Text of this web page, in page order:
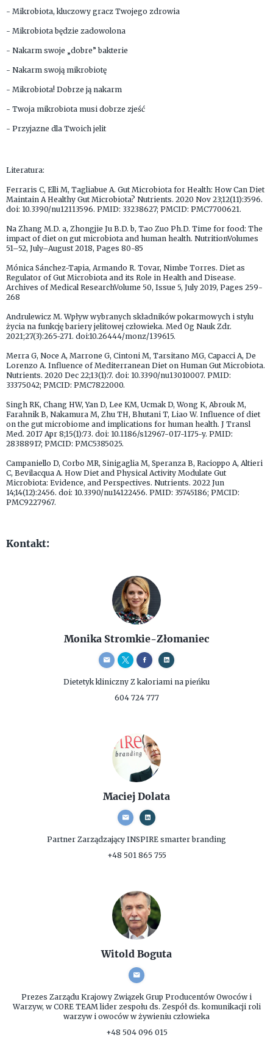
- Mikrobiota, kluczowy gracz Twojego zdrowia
- Mikrobiota będzie zadowolona
- Nakarm swoje „dobre” bakterie
- Nakarm swoją mikrobiotę
- Mikrobiota! Dobrze ją nakarm
- Twoja mikrobiota musi dobrze zjeść
- Przyjazne dla Twoich jelit
Literatura:
Ferraris C, Elli M, Tagliabue A. Gut Microbiota for Health: How Can Diet
Maintain A Healthy Gut Microbiota? Nutrients. 2020 Nov 23;12(11):3596.
doi: 10.3390/nu12113596. PMID: 33238627; PMCID: PMC7700621.
Na Zhang M.D. a, Zhongjie Ju B.D. b, Tao Zuo Ph.D. Time for food: The
impact of diet on gut microbiota and human health. NutritionVolumes
51–52, July–August 2018, Pages 80-85
Mónica Sánchez-Tapia, Armando R. Tovar, Nimbe Torres. Diet as
Regulator of Gut Microbiota and its Role in Health and Disease.
Archives of Medical ResearchVolume 50, Issue 5, July 2019, Pages 259-
268
Andrulewicz M. Wpływ wybranych składników pokarmowych i stylu
życia na funkcję bariery jelitowej człowieka. Med Og Nauk Zdr.
2021;27(3):265-271. doi:10.26444/monz/139615.
Merra G, Noce A, Marrone G, Cintoni M, Tarsitano MG, Capacci A, De
Lorenzo A. Influence of Mediterranean Diet on Human Gut Microbiota.
Nutrients. 2020 Dec 22;13(1):7. doi: 10.3390/nu13010007. PMID:
33375042; PMCID: PMC7822000.
Singh RK, Chang HW, Yan D, Lee KM, Ucmak D, Wong K, Abrouk M,
Farahnik B, Nakamura M, Zhu TH, Bhutani T, Liao W. Influence of diet
on the gut microbiome and implications for human health. J Transl
Med. 2017 Apr 8;15(1):73. doi: 10.1186/s12967-017-1175-y. PMID:
28388917; PMCID: PMC5385025.
Campaniello D, Corbo MR, Sinigaglia M, Speranza B, Racioppo A, Altieri
C, Bevilacqua A. How Diet and Physical Activity Modulate Gut
Microbiota: Evidence, and Perspectives. Nutrients. 2022 Jun
14;14(12):2456. doi: 10.3390/nu14122456. PMID: 35745186; PMCID:
PMC9227967.
Kontakt:
Monika Stromkie-Złomaniec
Dietetyk kliniczny Z kaloriami na pieńku
604 724 777
Maciej Dolata
Partner Zarządzający INSPIRE smarter branding
+48 501 865 755
Witold Boguta
Prezes Zarządu Krajowy Związek Grup Producentów Owoców i
Warzyw, w CORE TEAM lider zespołu ds. Zespół ds. komunikacji roli
warzyw i owoców w żywieniu człowieka
+48 504 096 015